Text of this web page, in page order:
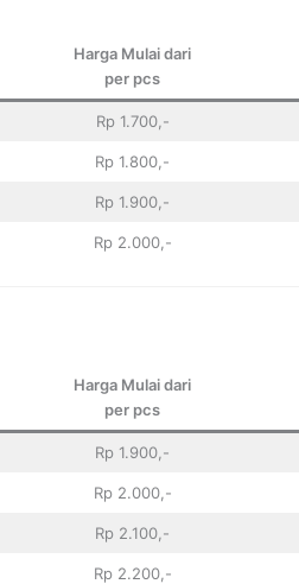
Harga Mulai dari
per pcs
Rp 1.700,-
Rp 1.800,-
Rp 1.900,-
Rp 2.000,-
Harga Mulai dari
per pcs
Rp 1.900,-
Rp 2.000,-
Rp 2.100,-
Rp 2.200,-